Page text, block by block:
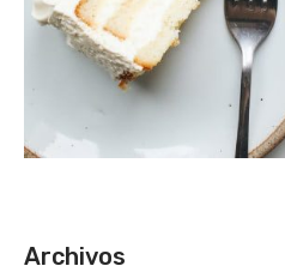
Archivos